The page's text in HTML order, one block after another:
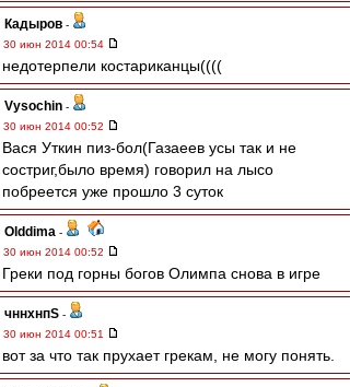
Кадыров -
30 июн 2014 00:54
недотерпели костариканцы((((
Vysochin -
30 июн 2014 00:52
Вася Уткин пиз-бол(Газаеев усы так и не
состриг,было время) говорил на лысо
побреется уже прошло 3 суток
Olddima -
30 июн 2014 00:52
Греки под горны богов Олимпа снова в игре
чннхнпS -
30 июн 2014 00:51
вот за что так прухает грекам, не могу понять.